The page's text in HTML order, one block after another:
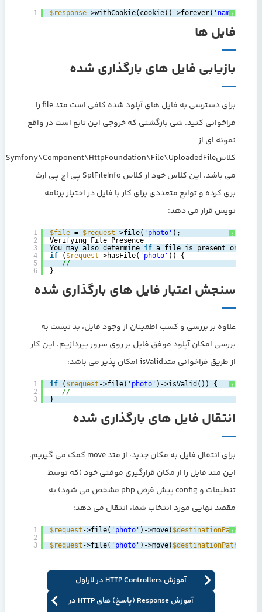
?
1 $response->withCookie(cookie()->forever( 'name'
فایل ها
بازیابی فایل های بارگذاری شده
برای دسترسی به فایل های آپلود شده کافی است متد file را
فراخوانی کنید. شی بازگشتی که خروجی این تابع است در واقع
نمونه ای از
کلاسSymfony\Component\HttpFoundation\File\UploadedFile
می باشد. این کلاس خود از کلاس SplFileInfo پی اچ پی ارث
بری کرده و توابع متعددی برای کار با فایل در اختیار برنامه
نویس قرار می دهد:
?
1
2
3
4
5
6
$file = $request ->file( 'photo' );
Verifying File Presence
You may also determine if a file is present on the
if
( $request ->hasFile( 'photo' )) {
//
}
سنجش اعتبار فایل های بارگذاری شده
علاوه بر بررسی و کسب اطمینان از وجود فایل، بد نیست به
بررسی امکان آپلود موفق فایل بر روی سرور بپردازیم. این کار
از طریق فراخوانی متدisValid امکان پذیر می باشد:
?
1
2
3
if ( $request ->file( 'photo' )->isValid()) {
//
}
انتقال فایل های بارگذاری شده
برای انتقال فایل به مکان جدید، از متد move کمک می گیریم.
این متد فایل را از مکان قرارگیری موقتی خود (که توسط
تنظیمات و config پیش فرض php مشخص می شود) به
مقصد نهایی مورد انتخاب شما، انتقال می دهد:
?
1
2
3
$request ->file( 'photo' )->move( $destinationPath
$request ->file( 'photo' )->move( $destinationPath
آموزش HTTP Controllers در لاراول
آموزش Response (پاسخ) های HTTP در